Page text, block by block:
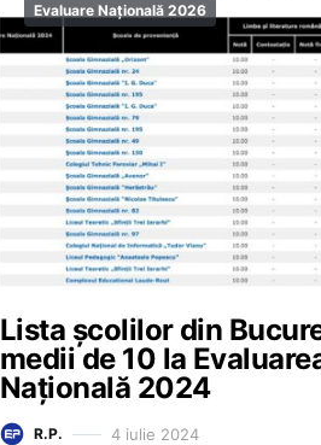
Evaluare Națională 2026
Lista școlilor din
medii de 10 la
Națională 2024
R.P. 4 iulie 2024